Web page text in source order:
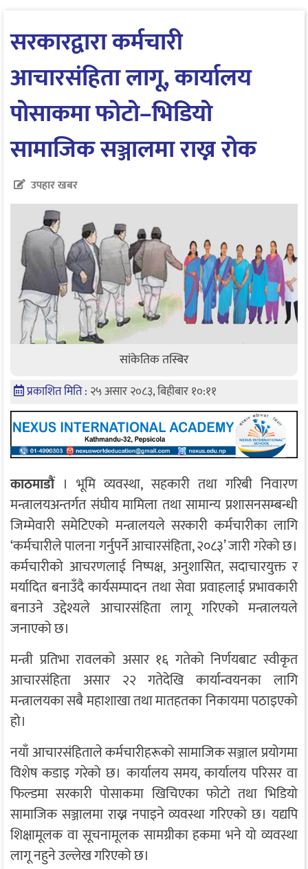
सरकारद्वारा कर्मचारी
आचारसंहिता लागू, कार्यालय
पोसाकमा फोटो–भिडियो
सामाजिक सञ्जालमा राख्न रोक
उपहार खबर
सांकेतिक तस्बिर
प्रकाशित मिति : २५ असार २०८३, बिहीबार १०:११
काठमाडौं। भूमि व्यवस्था, सहकारी तथा गरिबी निवारण
मन्त्रालयअन्तर्गत संघीय मामिला तथा सामान्य प्रशासनसम्बन्धी
जिम्मेवारी समेटिएको मन्त्रालयले सरकारी कर्मचारीका लागि
‘कर्मचारीले पालना गर्नुपर्ने आचारसंहिता, २०८३’ जारी गरेको छ।
कर्मचारीको आचरणलाई निष्पक्ष, अनुशासित, सदाचारयुक्त र
मर्यादित बनाउँदै कार्यसम्पादन तथा सेवा प्रवाहलाई प्रभावकारी
बनाउने उद्देश्यले आचारसंहिता लागू गरिएको मन्त्रालयले
जनाएको छ।
मन्त्री प्रतिभा रावलको असार १६ गतेको निर्णयबाट स्वीकृत
आचारसंहिता असार २२ गतेदेखि कार्यान्वयनका लागि
मन्त्रालयका सबै महाशाखा तथा मातहतका निकायमा पठाइएको
हो।
नयाँ आचारसंहिताले कर्मचारीहरूको सामाजिक सञ्जाल प्रयोगमा
विशेष कडाइ गरेको छ। कार्यालय समय, कार्यालय परिसर वा
फिल्डमा सरकारी पोसाकमा खिचिएका फोटो तथा भिडियो
सामाजिक सञ्जालमा राख्न नपाइने व्यवस्था गरिएको छ। यद्यपि
शिक्षामूलक वा सूचनामूलक सामग्रीका हकमा भने यो व्यवस्था
लागू नहुने उल्लेख गरिएको छ।